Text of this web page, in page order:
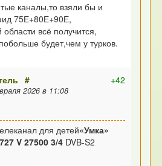
каналы,то взяли бы и
75Е+80Е+90Е,
всё получится,
будет,чем у турков.
+42
#
2026 в 11:08
для детей«Умка»
V 27500 3/4 DVB-S2